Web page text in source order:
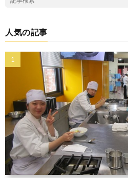
人気の記事